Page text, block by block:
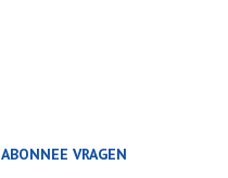
ABONNEE VRAGEN